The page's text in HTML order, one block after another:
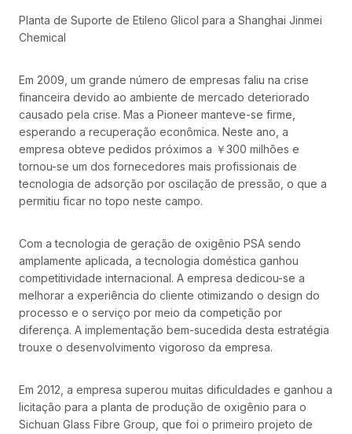
Planta de Suporte de Etileno Glicol para a Shanghai Jinmei
Chemical
Em 2009, um grande número de empresas faliu na crise
financeira devido ao ambiente de mercado deteriorado
causado pela crise. Mas a Pioneer manteve-se firme,
esperando a recuperação econômica. Neste ano, a
empresa obteve pedidos próximos a ￥300 milhões e
tornou-se um dos fornecedores mais profissionais de
tecnologia de adsorção por oscilação de pressão, o que a
permitiu ficar no topo neste campo.
Com a tecnologia de geração de oxigênio PSA sendo
amplamente aplicada, a tecnologia doméstica ganhou
competitividade internacional. A empresa dedicou-se a
melhorar a experiência do cliente otimizando o design do
processo e o serviço por meio da competição por
diferença. A implementação bem-sucedida desta estratégia
trouxe o desenvolvimento vigoroso da empresa.
Em 2012, a empresa superou muitas dificuldades e ganhou a
licitação para a planta de produção de oxigênio para o
Sichuan Glass Fibre Group, que foi o primeiro projeto de